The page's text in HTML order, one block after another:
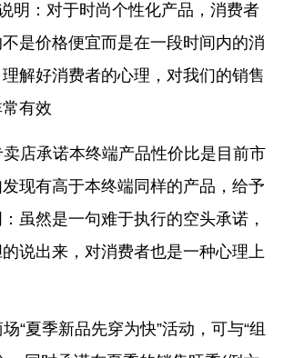
明：对于时尚个性化产品，消费者
是价格便宜而是在一段时间内的消
解好消费者的心理，对我们的销售
有效
店承诺本终端产品性价比是目前市
现有高于本终端同样的产品，给予
虽然是一句难于执行的空头承诺，
说出来，对消费者也是一种心理上
“夏季新品先穿为快”活动，可与“组